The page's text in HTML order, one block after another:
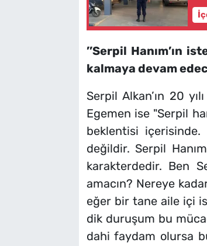
’’Serpil Hanım’ın
kalmaya devam
Serpil Alkan’ın 20
Egemen ise "Serpil
beklentisi
değildir. Serpil
karakterdedir. Ben
amacın? Nereye
eğer bir tane aile içi
dik duruşum bu
dahi faydam olursa